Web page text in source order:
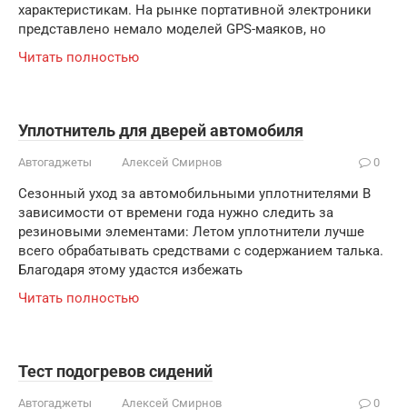
характеристикам. На рынке портативной электроники
представлено немало моделей GPS-маяков, но
Читать полностью
Уплотнитель для дверей автомобиля
Автогаджеты Алексей Смирнов 0
Сезонный уход за автомобильными уплотнителями В
зависимости от времени года нужно следить за
резиновыми элементами: Летом уплотнители лучше
всего обрабатывать средствами с содержанием талька.
Благодаря этому удастся избежать
Читать полностью
Тест подогревов сидений
Автогаджеты Алексей Смирнов 0